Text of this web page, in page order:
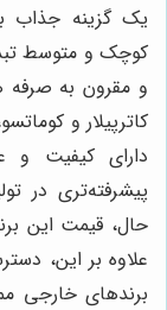
یک گزینه جذاب
کوچک و متوسط
و مقرون به صرفه
کاترپیلار و
دارای کیفیت و
پیشرفته‌تری در
حال، قیمت این
علاوه بر این،
برندهای خارجی